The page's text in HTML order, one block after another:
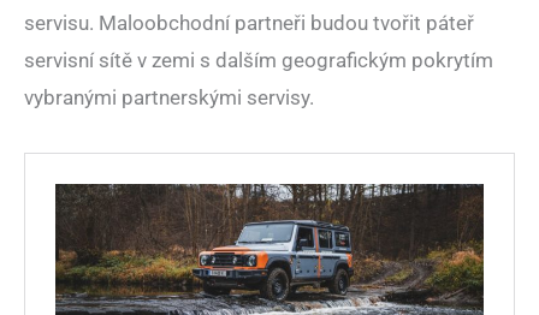
servisu. Maloobchodní partneři budou tvořit páteř
servisní sítě v zemi s dalším geografickým pokrytím
vybranými partnerskými servisy.